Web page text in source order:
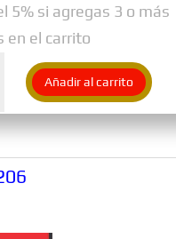
5% si agregas 3 o más
en el carrito
Añadir al carrito